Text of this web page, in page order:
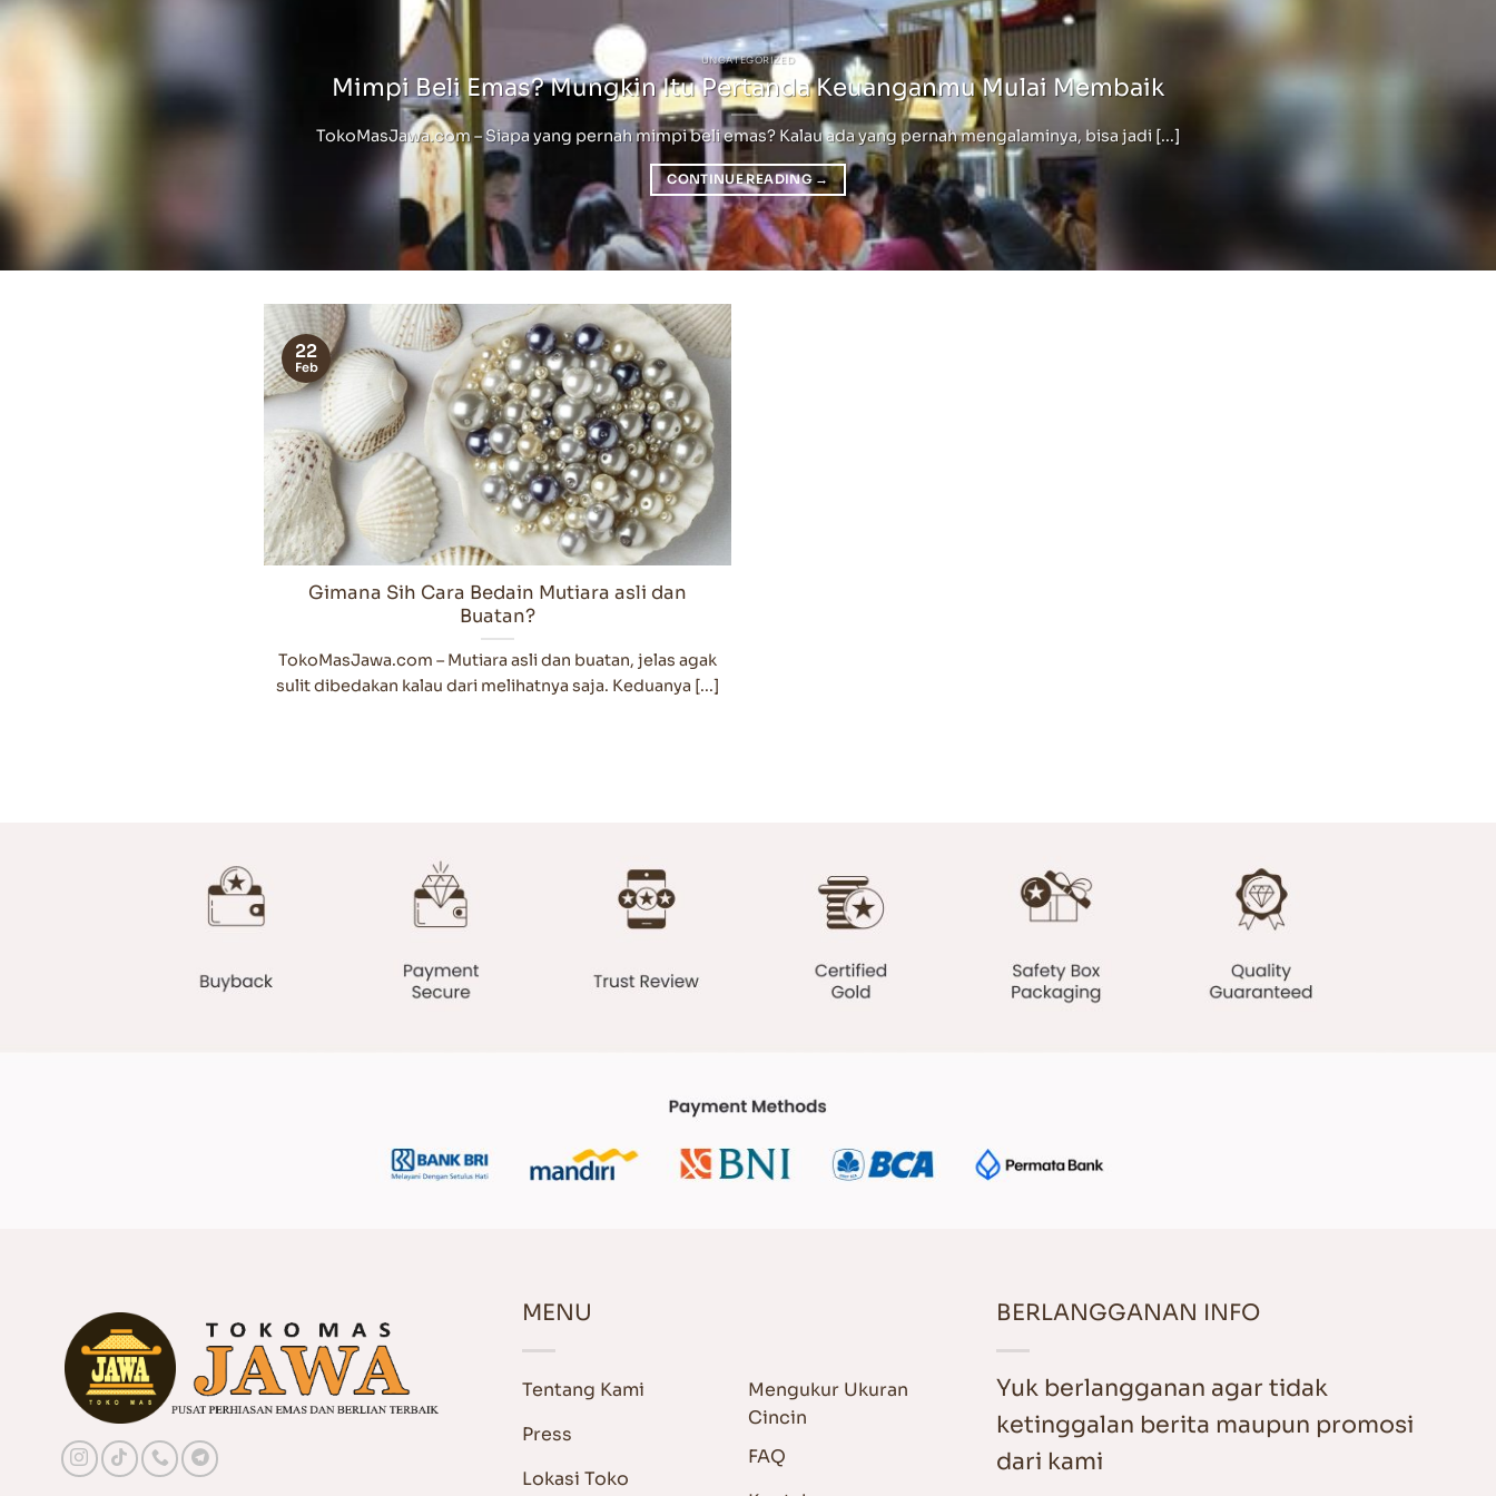
UNCATEGORIZED
Mimpi Beli Emas? Mungkin Itu Pertanda Keuanganmu Mulai Membaik
TokoMasJawa.com – Siapa yang pernah mimpi beli emas? Kalau ada yang pernah mengalaminya, bisa jadi [...]
CONTINUE READING→
Gimana Sih Cara Bedain Mutiara asli dan
Buatan?
TokoMasJawa.com – Mutiara asli dan buatan, jelas agak
sulit dibedakan kalau dari melihatnya saja. Keduanya [...]
22
Feb
MENU
Tentang Kami
Press
Lokasi Toko
Mengukur Ukuran
Cincin
FAQ
BERLANGGANAN INFO
Yuk berlangganan agar tidak
ketinggalan berita maupun promosi
dari kami